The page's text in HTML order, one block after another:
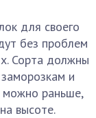
для своего
без проблем
Сорта должны
и
можно раньше,
высоте.